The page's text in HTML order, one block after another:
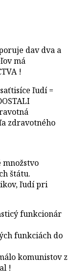
dav dva a
má
!
ľudí =
zdravotného
množstvo
štátu.
ľudí pri
funkcionár
funkciách do
komunistov z
!